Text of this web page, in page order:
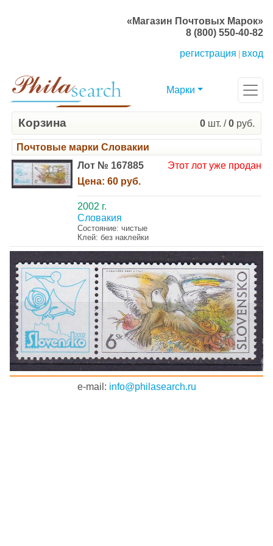
«Магазин Почтовых Марок»
8 (800) 550-40-82
регистрация
вход
Марки
Корзина 0 шт. /0 руб.
Почтовые марки Словакии
Лот № 167885
Цена: 60 руб.
Этот лот уже продан
2002 г.
Словакия
Состояние: чистые
Клей: без наклейки
e-mail: info@philasearch.ru